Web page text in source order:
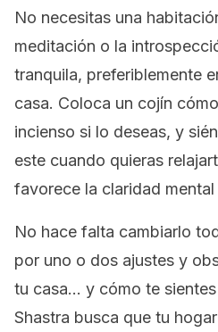
No necesitas una
meditación o la
tranquila, preferiblemente
casa. Coloca un cojín
incienso si lo deseas, y
este cuando quieras
favorece la claridad
No hace falta cambiarlo
por uno o dos ajustes y
tu casa… y cómo te
Shastra busca que tu